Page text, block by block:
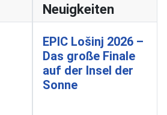
Neuigkeiten
EPIC Lošinj 2026 –
Das große Finale
auf der Insel der
Sonne